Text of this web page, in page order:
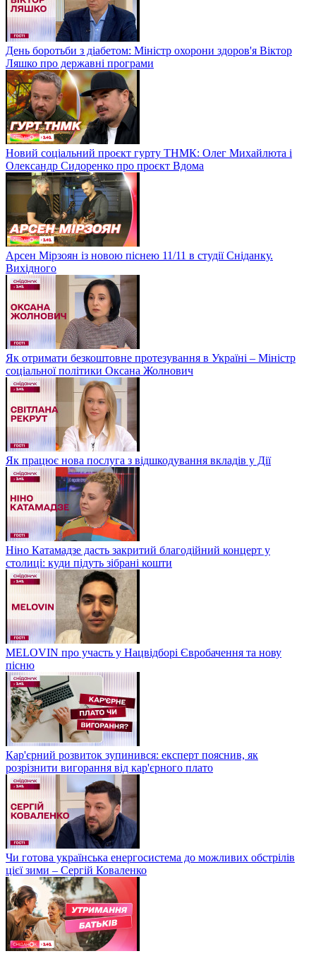
День боротьби з діабетом: Міністр охорони здоров'я Віктор
Ляшко про державні програми
Новий соціальний проєкт гурту ТНМК: Олег Михайлюта і
Олександр Сидоренко про проєкт Вдома
Арсен Мірзоян із новою піснею 11/11 в студії Сніданку.
Вихідного
Як отримати безкоштовне протезування в Україні – Міністр
соціальної політики Оксана Жолнович
Як працює нова послуга з відшкодування вкладів у Дії
Ніно Катамадзе дасть закритий благодійний концерт у
столиці: куди підуть зібрані кошти
MELOVIN про участь у Нацвідборі Євробачення та нову
пісню
Кар'єрний розвиток зупинився: експерт пояснив, як
розрізнити вигорання від кар'єрного плато
Чи готова українська енергосистема до можливих обстрілів
цієї зими – Сергій Коваленко